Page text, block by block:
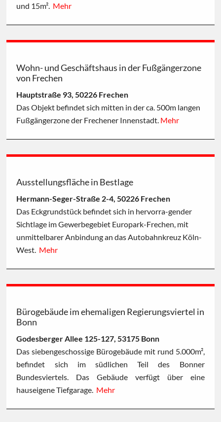
und 15m². Mehr
Wohn- und Geschäftshaus in der Fußgängerzone
von Frechen
Hauptstraße 93, 50226 Frechen
Das Objekt befindet sich mitten in der ca. 500m langen
Fußgängerzone der Frechener Innenstadt. Mehr
Ausstellungsfläche in Bestlage
Hermann-Seger-Straße 2-4, 50226 Frechen
Das Eckgrundstück befindet sich in hervorra-gender
Sichtlage im Gewerbegebiet Europark-Frechen, mit
unmittelbarer Anbindung an das Autobahnkreuz Köln-
West. Mehr
Bürogebäude im ehemaligen Regierungsviertel in
Bonn
Godesberger Allee 125-127, 53175 Bonn
Das siebengeschossige Bürogebäude mit rund 5.000m²,
befindet sich im südlichen Teil des Bonner
Bundesviertels. Das Gebäude verfügt über eine
hauseigene Tiefgarage. Mehr